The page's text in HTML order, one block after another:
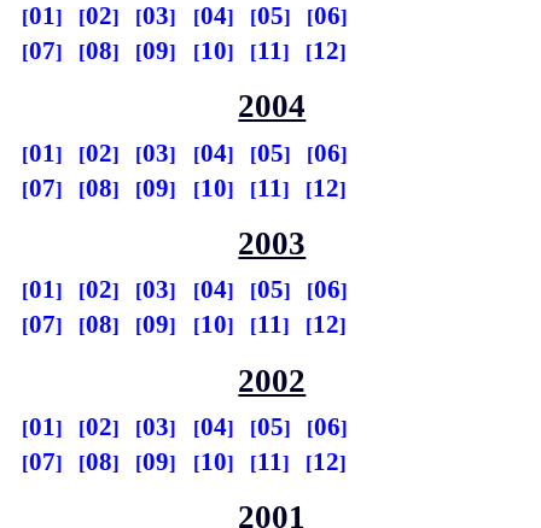
01 02 03 04 05
06
07
08 09 10 11 12
2004
01 02 03 04 05
06
07
08 09 10 11 12
2003
01 02 03 04 05
06
07
08 09 10 11 12
2002
01 02 03 04 05
06
07
08 09 10 11 12
2001